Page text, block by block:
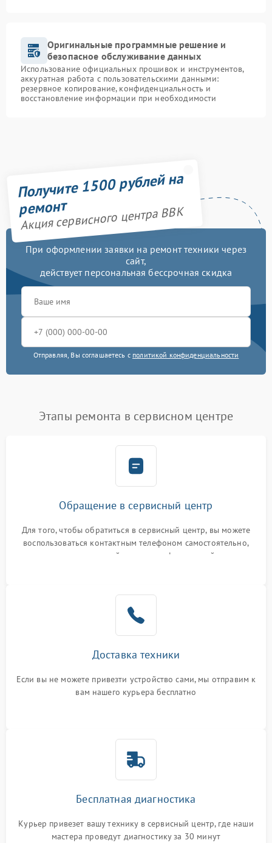
Оригинальные программные решение и
безопасное обслуживание данных
Использование официальных прошивок и инструментов,
аккуратная работа с пользовательскими данными:
резервное копирование, конфиденциальность и
восстановление информации при необходимости
Получите 1500 рублей на
ремонт
Акция сервисного центра BBK
При оформлении заявки на ремонт техники через
сайт,
действует персональная бессрочная скидка
Отправляя, Вы соглашаетесь с политикой конфиденциальности
Этапы ремонта в сервисном центре
Обращение в сервисный центр
Для того, чтобы обратиться в сервисный центр, вы можете
воспользоваться контактным телефоном самостоятельно,
или оставить свой номер телефона на сайте
Доставка техники
Если вы не можете привезти устройство сами, мы отправим к
вам нашего курьера бесплатно
Бесплатная диагностика
Курьер привезет вашу технику в сервисный центр, где наши
мастера проведут диагностику за 30 минут